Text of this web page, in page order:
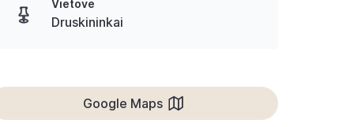
Vietovė
Druskininkai
Google Maps